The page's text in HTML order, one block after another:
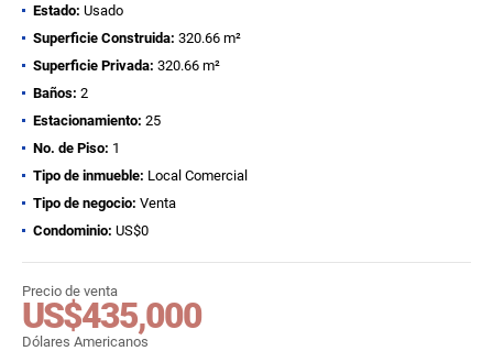
Estado: Usado
Superficie Construida: 320.66 m²
Superficie Privada: 320.66 m²
Baños: 2
Estacionamiento: 25
No. de Piso: 1
Tipo de inmueble: Local Comercial
Tipo de negocio: Venta
Condominio: US$0
Precio de venta
US$435,000
Dólares Americanos